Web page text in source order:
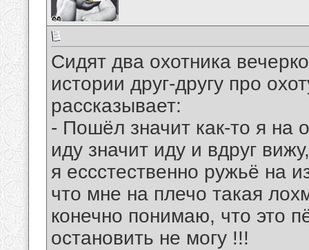
Сидят два охотника
истории друг-другу про
рассказывает:
- Пошёл значит как-то я на
иду значит иду и вдруг
я ессстественно ружьё на
что мне на плечо такая
конечно понимаю, что это
остановить не могу !!!